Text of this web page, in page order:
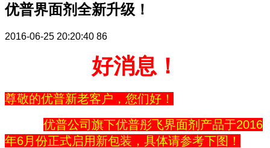
优普界面剂全新升级！
2016-06-25 20:20:40 86
好消息！
尊敬的优普新老客户，您们好！
优普公司旗下优普彤飞界面剂产品于2016
年6月份正式启用新包装，具体请参考下图！